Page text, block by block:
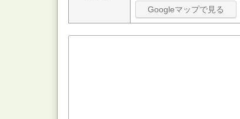
Googleマップで見る